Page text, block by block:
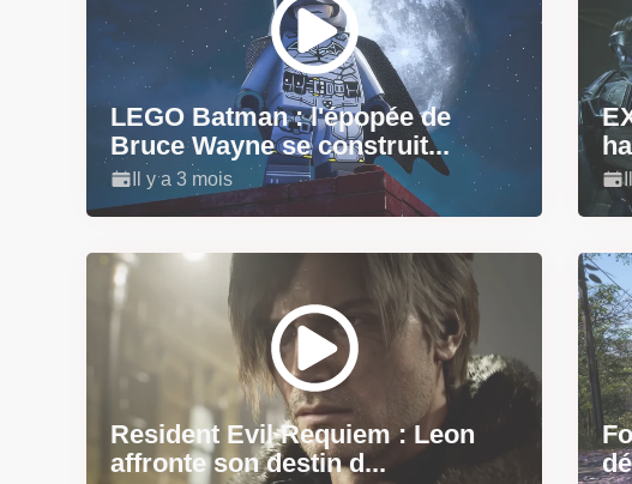
LEGO Batman : l'épopée de
Bruce Wayne se construit...
Il y a 3 mois
Resident Evil Requiem : Leon
affronte son destin d...